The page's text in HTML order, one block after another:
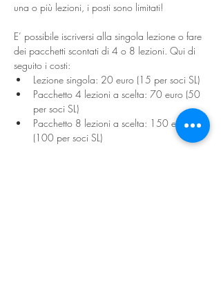
una o più lezioni, i posti sono limitati!
E’ possibile iscriversi alla singola lezione o fare
dei pacchetti scontati di 4 o 8 lezioni. Qui di
seguito i costi:
Lezione singola: 20 euro (15 per soci SL)
Pacchetto 4 lezioni a scelta: 70 euro (50
per soci SL)
Pacchetto 8 lezioni a scelta: 150 euro
(100 per soci SL)